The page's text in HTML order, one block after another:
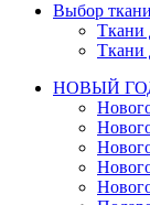
Выбор ткани
Ткани
Ткани
НОВЫЙ